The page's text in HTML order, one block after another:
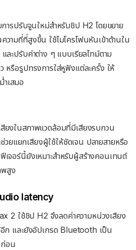
ารปรับจูนใหม่สำหรับชิป H2 โดยขยาย
วามถี่ที่สูงขึ้น ใช้ไมโครโฟนหันเข้าด้านใน
ละปรับค่าต่าง ๆ แบบเรียลไทม์ตาม
หรือรูปทรงการใส่หูฟังแต่ละครั้ง ให้
เสมอ
ยงในสภาพแวดล้อมที่มีเสียงรบกวน
ยแยกเสียงผู้ใช้ให้ชัดเจน ปลายสายหรือ
จอร์นี้ยังเหมาะสำหรับผู้สร้างคอนเทนต์
สูง
latency
2 ใช้ชิป H2 จึงลดค่าความหน่วงเสียง
อีก และยังอัปเกรด Bluetooth เป็น
อน